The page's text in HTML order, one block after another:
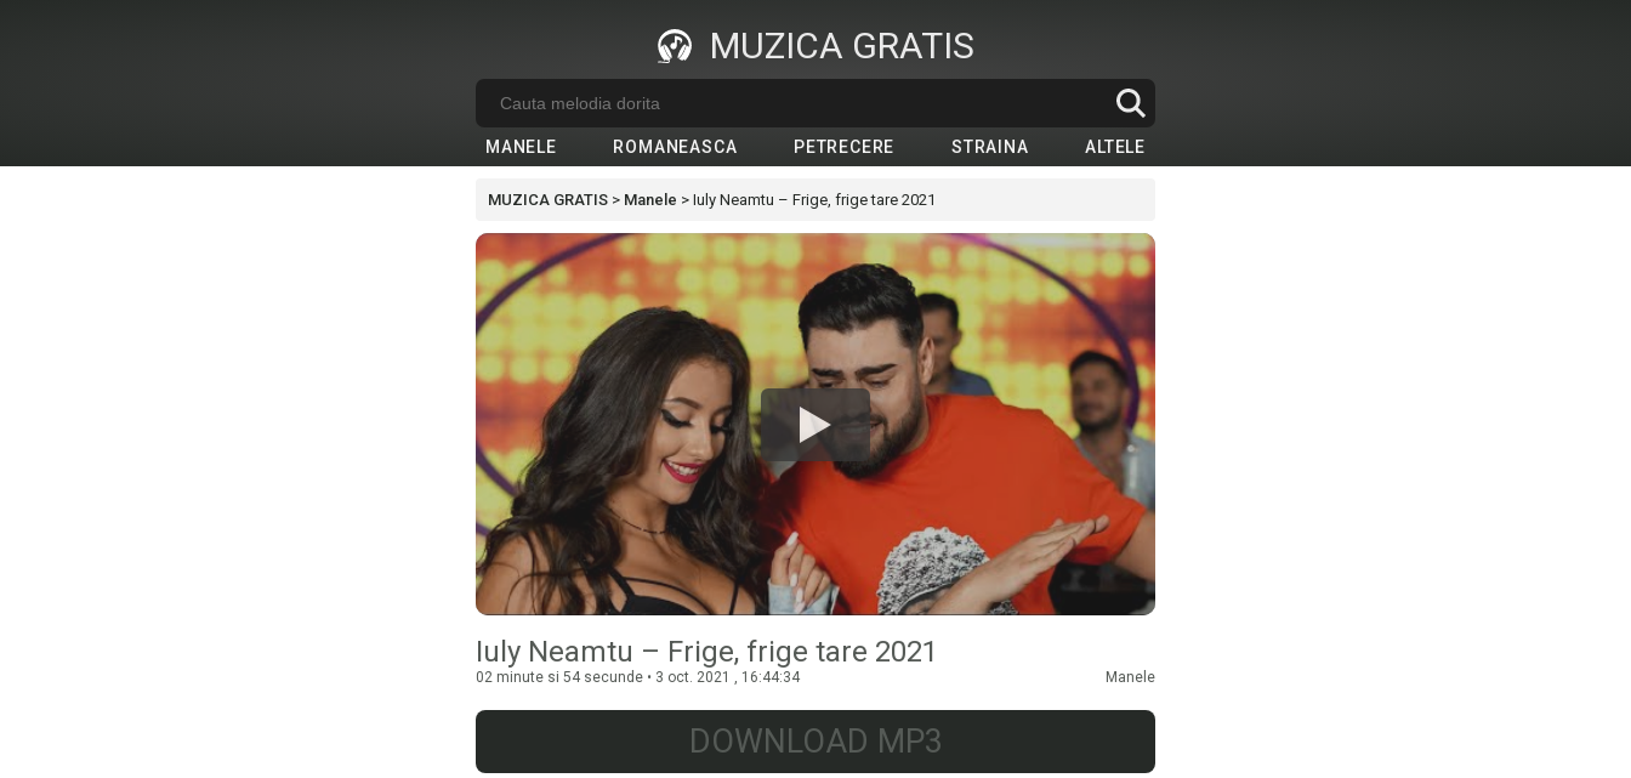
MUZICA GRATIS
MANELE ROMANEASCA PETRECERE STRAINA ALTELE
MUZICA GRATIS > Manele > Iuly Neamtu – Frige, frige tare 2021
Iuly Neamtu – Frige, frige tare 2021
02 minute si 54 secunde • 3 oct. 2021 , 16:44:34 Manele
DOWNLOAD MP3